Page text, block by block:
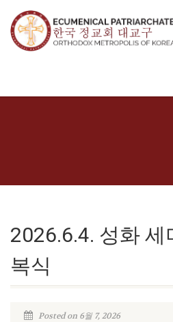
2026.6.4. 성화 세
복식
Posted on 6월 7, 2026